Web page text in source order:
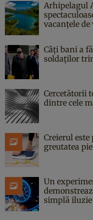
Arhipelagul
vacanțele de
Câți bani a
soldaților
Cercetătorii
dintre cele
Creierul
greutatea
Un
simplă iluzie